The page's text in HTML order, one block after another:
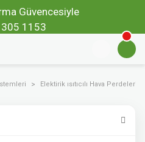
Güvencesiyle
1153
Elektirik ısıtıcılı Hava Perdeleri